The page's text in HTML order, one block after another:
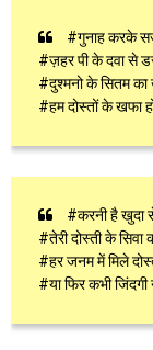
#गुनाह करके
#ज़हर पी के दवा से
#दुश्मनो के सितम
#हम दोस्तों के खफा
#करनी है खुदा
#तेरी दोस्ती के
#हर जनम में मिले
#या फिर कभी